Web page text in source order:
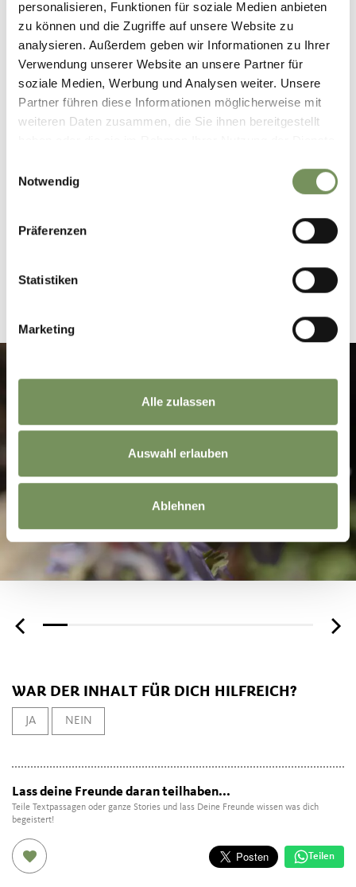
personalisieren, Funktionen für soziale Medien anbieten
zu können und die Zugriffe auf unsere Website zu
analysieren. Außerdem geben wir Informationen zu Ihrer
Verwendung unserer Website an unsere Partner für
soziale Medien, Werbung und Analysen weiter. Unsere
Partner führen diese Informationen möglicherweise mit
weiteren Daten zusammen, die Sie ihnen bereitgestellt
Notwendig
Präferenzen
Statistiken
Marketing
Alle zulassen
Auswahl erlauben
Ablehnen
Sie haben schon einige dieser Pflanzen in Ihrem Garten?
Tipp:Bienenführung „Emsige Bienen und fleißige Imker“ in
WAR DER INHALT FÜR DICH HILFREICH?
JA NEIN
Lass deine Freunde daran teilhaben...
Teile Textpassagen oder ganze Stories und lass Deine Freunde wissen was dich
begeistert!
Teilen